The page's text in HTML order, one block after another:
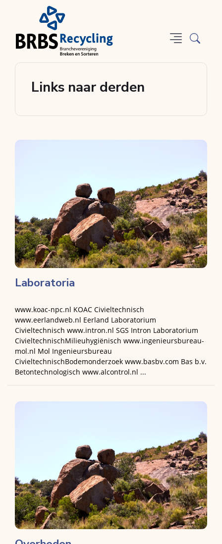
Links naar derden
Laboratoria
www.koac-npc.nl KOAC Civieltechnisch
www.eerlandweb.nl Eerland Laboratorium
Civieltechnisch www.intron.nl SGS Intron Laboratorium
CivieltechnischMilieuhygiënisch www.ingenieursbureau-
mol.nl Mol Ingenieursbureau
CivieltechnischBodemonderzoek www.basbv.com Bas b.v.
Betontechnologisch www.alcontrol.nl ...